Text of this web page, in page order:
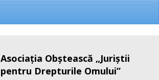
Asociaţia Obştească „Juriştii
pentru Drepturile Omului”